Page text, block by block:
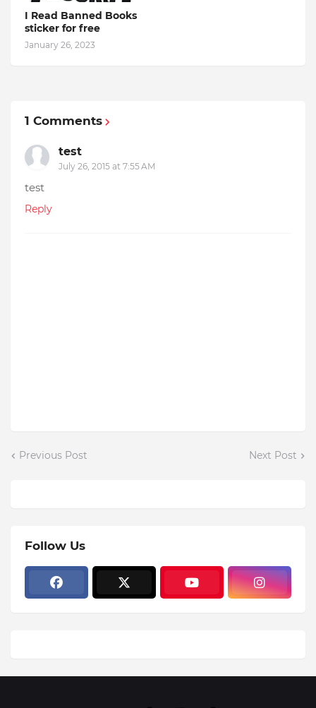
I Read Banned Books
sticker for free
January 26, 2023
1 Comments
test
July 26, 2015 at 7:55 AM
test
Reply
Previous Post Next Post
Follow Us